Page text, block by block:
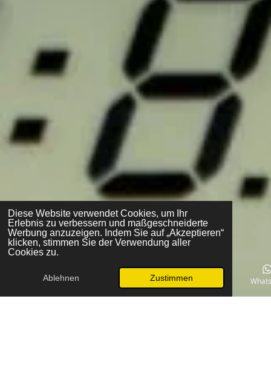
Diese Website verwendet Cookies, um Ihr
Erlebnis zu verbessern und maßgeschneiderte
Werbung anzuzeigen. Indem Sie auf „Akzeptieren“
klicken, stimmen Sie der Verwendung aller
Cookies zu.
Ablehnen Zustimmen
E-Mail Karte